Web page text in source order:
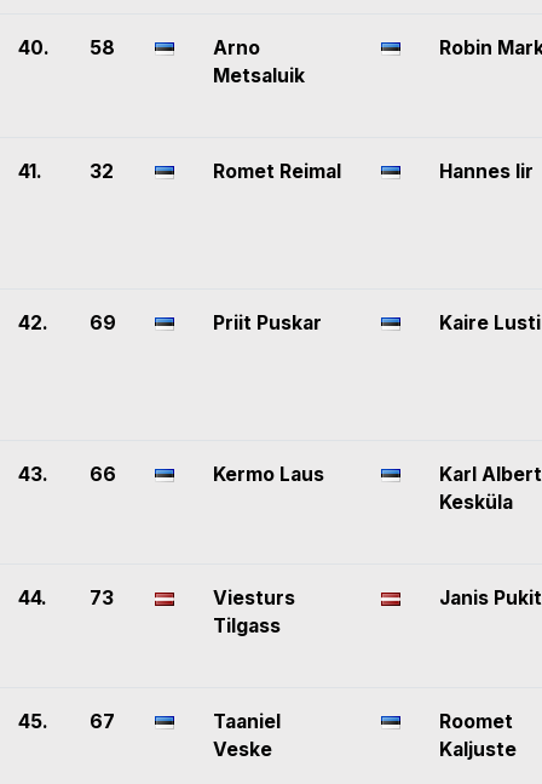
40. 58
Arno
Metsaluik
Robin
41. 32 Romet Reimal Hannes Iir
42. 69 Priit Puskar Kaire Lusti
43. 66 Kermo Laus
Karl Albert
Kesküla
44. 73
Viesturs
Tilgass
Janis
45. 67
Taaniel
Veske
Roomet
Kaljuste